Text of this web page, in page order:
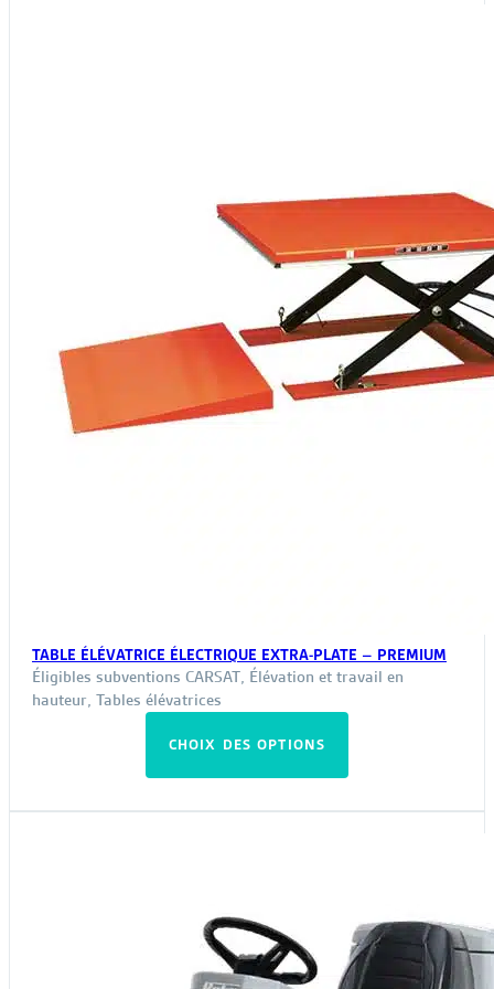
TABLE ÉLÉVATRICE ÉLECTRIQUE EXTRA-PLATE – PREMIUM
Éligibles subventions CARSAT, Élévation et travail en
hauteur, Tables élévatrices
CHOIX DES OPTIONS
a
plusieurs
peuvent
être